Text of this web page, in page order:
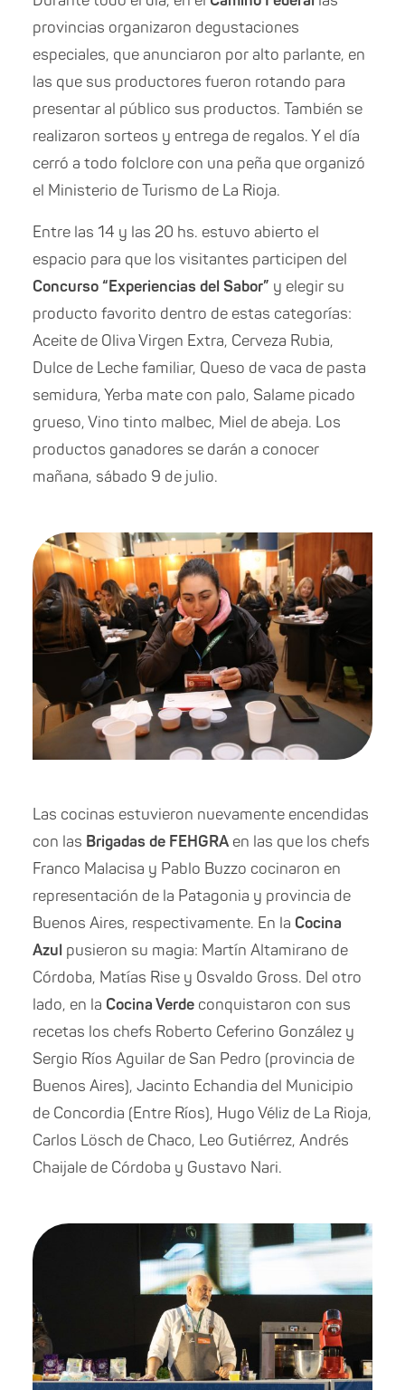
provincias organizaron degustaciones
especiales, que anunciaron por alto parlante, en
las que sus productores fueron rotando para
presentar al público sus productos. También se
realizaron sorteos y entrega de regalos. Y el día
cerró a todo folclore con una peña que organizó
el Ministerio de Turismo de La Rioja.
Entre las 14 y las 20 hs. estuvo abierto el
espacio para que los visitantes participen del
Concurso “Experiencias del Sabor” y elegir su
producto favorito dentro de estas categorías:
Aceite de Oliva Virgen Extra, Cerveza Rubia,
Dulce de Leche familiar, Queso de vaca de pasta
semidura, Yerba mate con palo, Salame picado
grueso, Vino tinto malbec, Miel de abeja. Los
productos ganadores se darán a conocer
mañana, sábado 9 de julio.
Las cocinas estuvieron nuevamente encendidas
con las Brigadas de FEHGRA en las que los chefs
Franco Malacisa y Pablo Buzzo cocinaron en
representación de la Patagonia y provincia de
Buenos Aires, respectivamente. En la Cocina
Azul pusieron su magia: Martín Altamirano de
Córdoba, Matías Rise y Osvaldo Gross. Del otro
lado, en la Cocina Verde conquistaron con sus
recetas los chefs Roberto Ceferino González y
Sergio Ríos Aguilar de San Pedro (provincia de
Buenos Aires), Jacinto Echandia del Municipio
de Concordia (Entre Ríos), Hugo Véliz de La Rioja,
Carlos Lösch de Chaco, Leo Gutiérrez, Andrés
Chaijale de Córdoba y Gustavo Nari.